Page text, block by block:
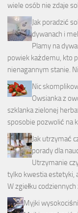
wiele osób nie zdaje
Jak poradzić
dywanach i
Plamy na
powiek każdemu, kto
nienagannym stanie.
Nic
Owsianka z
szklanka zielonej
sposobie pozwolić na
Jak utrzymać
porady dla
Utrzymanie
tylko kwestia estetyki,
W zgiełku codziennych
Myjki